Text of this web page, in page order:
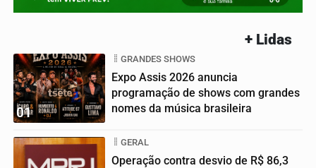
+ Lidas
01
GRANDES SHOWS
Expo Assis 2026 anuncia
programação de shows com grandes
nomes da música brasileira
GERAL
Operação contra desvio de R$ 86,3